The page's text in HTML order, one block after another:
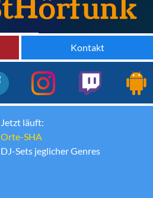
Kontakt
Jetzt läuft:
Orte-SHA
DJ-Sets jeglicher Genres